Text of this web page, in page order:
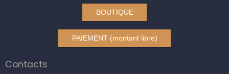
BOUTIQUE
PAIEMENT (montant libre)
Contacts